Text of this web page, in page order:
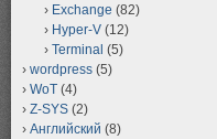
Exchange (82)
Hyper-V (12)
Terminal (5)
wordpress (5)
WoT (4)
Z-SYS (2)
Английский (8)